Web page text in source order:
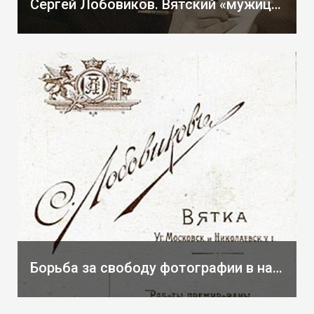
Сергей Лобовиков. Вятский «мужицкий фотограф»
Борьба за свободу фотографии в начале XX в.